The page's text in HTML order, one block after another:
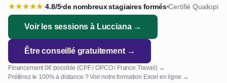
★★★★★ 4.8/5•de nombreux stagiaires formés•Certifié Qualiopi
Voir les sessions à Lucciana →
Être conseillé gratuitement →
Financement 0€ possible (CPF / OPCO / France Travail) →
Préférez le 100% à distance ? Voir notre formation Excel en ligne →